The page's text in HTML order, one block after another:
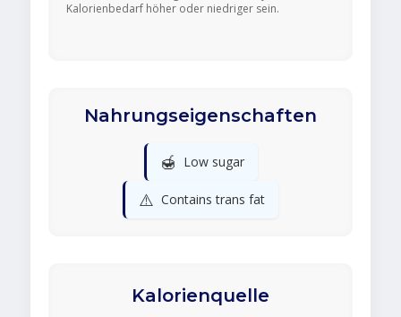
Kalorienbedarf höher oder niedriger sein.
Nahrungseigenschaften
🍯 Low sugar
⚠️ Contains trans fat
Kalorienquelle